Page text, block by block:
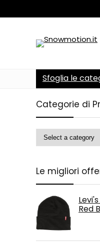
Sfoglia le
Categorie di
Le migliori
Red